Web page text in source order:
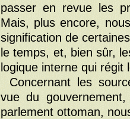
passer en revue les
Mais, plus encore,
signification de
le temps, et, bien sûr,
logique interne qui régit
Concernant les
vue du
parlement ottoman,